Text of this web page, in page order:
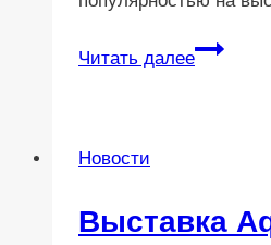
Читать далее
Thetford
Moscow
Новости
Выставка